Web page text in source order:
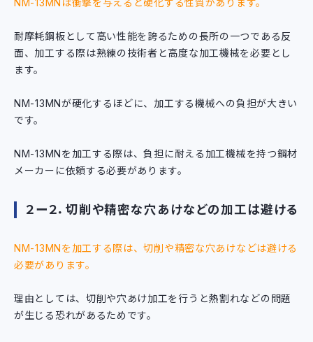
NM-13MNは衝撃を与えると硬化する性質があります。
耐摩耗鋼板として高い性能を誇るための長所の一つである反
面、加工する際は熟練の技術者と高度な加工機械を必要とし
ます。
NM-13MNが硬化するほどに、加工する機械への負担が大きい
です。
NM-13MNを加工する際は、負担に耐える加工機械を持つ鋼材
メーカーに依頼する必要があります。
２ー２．切削や精密な穴あけなどの加工は避ける
NM-13MNを加工する際は、切削や精密な穴あけなどは避ける
必要があります。
理由としては、切削や穴あけ加工を行うと熱割れなどの問題
が生じる恐れがあるためです。